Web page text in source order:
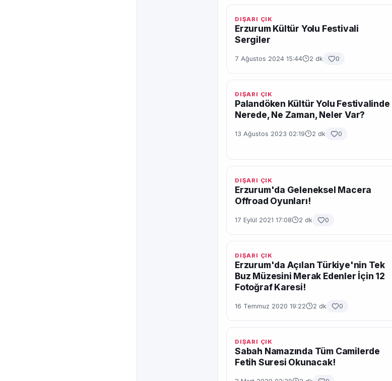
DIŞARI ÇIK
Erzurum Kültür Yolu Festivali
Sergiler
7 Ağustos 2024 15:44 2 dk 0
DIŞARI ÇIK
Palandöken Kültür Yolu Festivalinde
Nerede, Ne Zaman, Neler Var?
13 Ağustos 2023 02:19 2 dk 0
DIŞARI ÇIK
Erzurum'da Geleneksel Macera
Offroad Oyunları!
17 Eylül 2021 17:08 2 dk 0
DIŞARI ÇIK
Erzurum'da Açılan Türkiye'nin Tek
Buz Müzesini Merak Edenler İçin 12
Fotoğraf Karesi!
16 Temmuz 2020 19:22 2 dk 0
DIŞARI ÇIK
Sabah Namazında Tüm Camilerde
Fetih Suresi Okunacak!